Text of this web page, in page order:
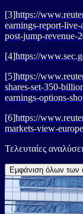
[3]https://
earnings-report-
post-jump-revenue-
[4]https://
[5]https://
shares-set-350-
earnings-options-
[6]https://
markets-view-
Τελευταίες
Εμφάνιση όλων των